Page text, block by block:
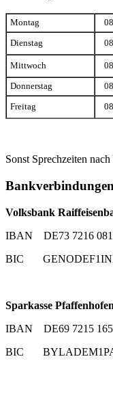
Montag
Dienstag
Mittwoch
Donnerstag
Freitag
Sonst Sprechzeiten
Volksbank
IBAN DE73 7216
BIC
Sparkasse
IBAN DE69 7215
BIC